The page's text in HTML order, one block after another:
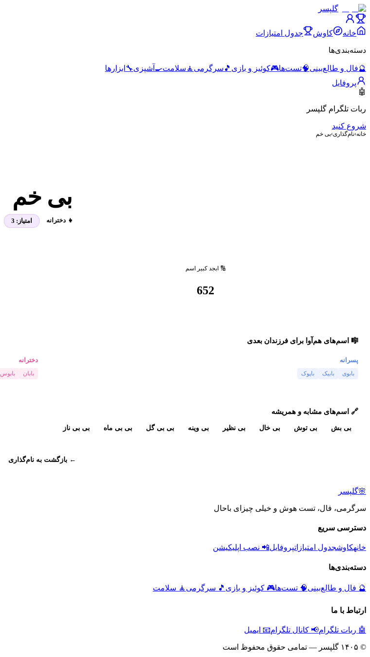
گلپسر
خانه کاوش جدول امتیازات
دسته‌بندی‌ها
🔮فال و طالع‌بینی🧠تست‌ها🎮کوئیز و بازی 🎵 سرگرمی 🧘 سلامت🍳 آشپزی🔧 ابزارها
پروفایل
🤖
ربات تلگرام گلپسر
شروع کنید
خانه›نام‌گذاری›بی خم
بی خم
👧 دخترانه امتیاز: 3
🔢 ابجد کبیر اسم
652
🎼 اسم‌های هم‌آوا برای فرزندان بعدی
پسرانه
بابوی بابیک باپوک
دخترانه
بابان بابوس
🔗 اسم‌های مشابه و همریشه
بی بش بی توش بی خال بی نظیر بی وینه بی بی گل بی بی ماه بی بی ناز
← بازگشت به نام‌گذاری
🌸گلپسر
سرگرمی، فال، تست هوش و خیلی چیزای باحال
دسترسی سریع
خانهکاوشجدول امتیازاتپروفایل📲 نصب اپلیکیشن
دسته‌بندی‌ها
🔮 فال و طالع‌بینی🧠 تست‌ها🎮 کوئیز و بازی 🎵 سرگرمی 🧘 سلامت
ارتباط با ما
🤖 ربات تلگرام📢 کانال تلگرام📧 ایمیل
© ۱۴۰۵ گلپسر — تمامی حقوق محفوظ است